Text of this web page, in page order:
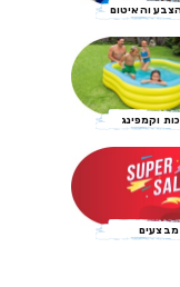
מבצעים
וקמפינג
והאיטום